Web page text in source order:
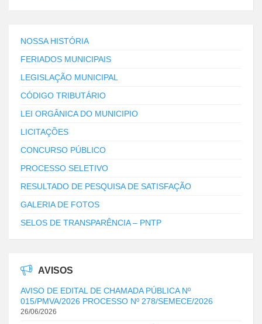
NOSSA HISTÓRIA
FERIADOS MUNICIPAIS
LEGISLAÇÃO MUNICIPAL
CÓDIGO TRIBUTÁRIO
LEI ORGÂNICA DO MUNICIPIO
LICITAÇÕES
CONCURSO PÚBLICO
PROCESSO SELETIVO
RESULTADO DE PESQUISA DE SATISFAÇÃO
GALERIA DE FOTOS
SELOS DE TRANSPARÊNCIA – PNTP
AVISOS
AVISO DE EDITAL DE CHAMADA PÚBLICA Nº
015/PMVA/2026 PROCESSO Nº 278/SEMECE/2026
26/06/2026